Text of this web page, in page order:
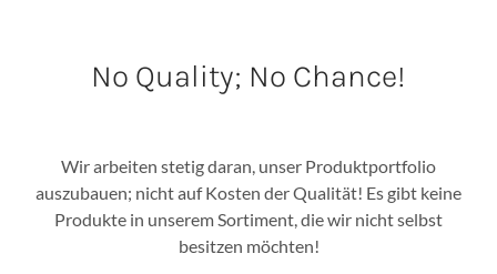
No Quality; No Chance!
Wir arbeiten stetig daran, unser Produktportfolio
auszubauen; nicht auf Kosten der Qualität! Es gibt keine
Produkte in unserem Sortiment, die wir nicht selbst
besitzen möchten!